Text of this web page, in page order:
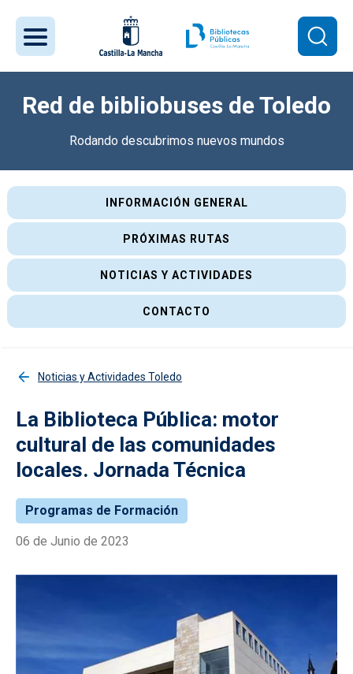
Red de bibliobuses de Toledo
Rodando descubrimos nuevos mundos
Menú interior Toledo
INFORMACIÓN GENERAL
PRÓXIMAS RUTAS
NOTICIAS Y ACTIVIDADES
CONTACTO
Noticias y Actividades Toledo
La Biblioteca Pública: motor
cultural de las comunidades
locales. Jornada Técnica
Programas de Formación
06 de Junio de 2023